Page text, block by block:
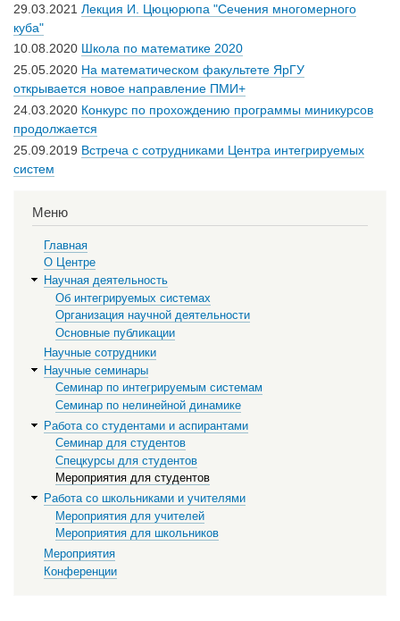
29.03.2021 Лекция И. Цюцюрюпа "Сечения многомерного
куба"
10.08.2020 Школа по математике 2020
25.05.2020 На математическом факультете ЯрГУ
открывается новое направление ПМИ+
24.03.2020 Конкурс по прохождению программы миникурсов
продолжается
25.09.2019 Встреча с сотрудниками Центра интегрируемых
систем
Меню
Главная
О Центре
Научная деятельность
Об интегрируемых системах
Организация научной деятельности
Основные публикации
Научные сотрудники
Научные семинары
Семинар по интегрируемым системам
Семинар по нелинейной динамике
Работа со студентами и аспирантами
Семинар для студентов
Спецкурсы для студентов
Мероприятия для студентов
Работа со школьниками и учителями
Мероприятия для учителей
Мероприятия для школьников
Мероприятия
Конференции